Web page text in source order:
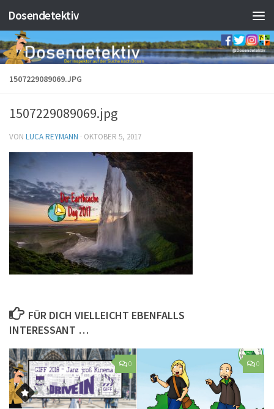
Zum Inhalt springen
Dosendetektiv
1507229089069.JPG
1507229089069.jpg
VON LUCA REYMANN · OKTOBER 5, 2017
FÜR DICH VIELLEICHT EBENFALLS
INTERESSANT …
0 0